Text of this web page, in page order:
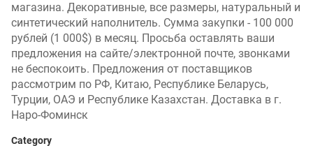
магазина. Декоративные, все размеры, натуральный и
синтетический наполнитель. Сумма закупки - 100 000
рублей (1 000$) в месяц. Просьба оставлять ваши
предложения на сайте/электронной почте, звонками
не беспокоить. Предложения от поставщиков
рассмотрим по РФ, Китаю, Республике Беларусь,
Турции, ОАЭ и Республике Казахстан. Доставка в г.
Наро-Фоминск
Category